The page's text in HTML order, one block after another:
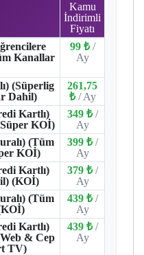
Kamu
İndirimli
Fiyatı
Kanallar
99 ₺ /
Ay
(Süperlig
Dahil)
261,75
₺ / Ay
Kartlı)
KOİ)
349 ₺ /
Ay
(Tüm
KOİ)
399 ₺ /
Ay
Kartlı)
(KOİ)
379 ₺ /
Ay
(Tüm
439 ₺ /
Ay
Kartlı)
& Cep
TV)
439 ₺ /
Ay